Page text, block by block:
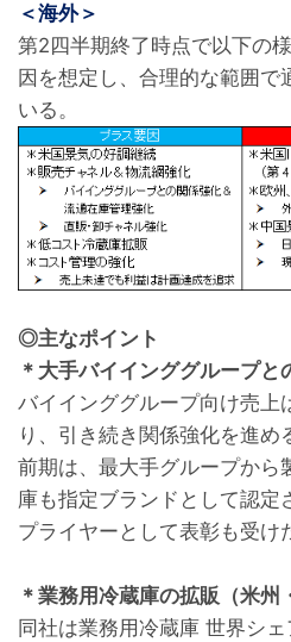
＜海外＞
第2四半期終了時点で以下の
因を想定し、合理的な範囲で
いる。
◎主なポイント
＊大手バイインググループと
バイインググループ向け売上
り、引き続き関係強化を進め
前期は、最大手グループから
庫も指定ブランドとして認定
プライヤーとして表彰も受け
＊業務用冷蔵庫の拡販（米州
同社は業務用冷蔵庫 世界シェ